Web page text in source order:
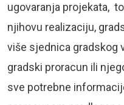
ugovaranja projekata,
njihovu realizaciju,
više sjednica gradskog
gradski proracun ili
sve potrebne